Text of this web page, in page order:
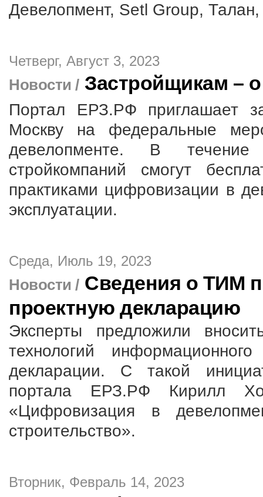
Девелопмент, Setl Group,
Четверг, Август 3, 2023
Новости / Застройщикам –
Портал ЕРЗ.РФ приглашает
Москву на федеральные
девелопменте. В
стройкомпаний смогут
практиками цифровизации в
эксплуатации.
Среда, Июль 19, 2023
Новости / Сведения о ТИМ
проектную декларацию
Эксперты предложили
технологий
декларации. С такой
портала ЕРЗ.РФ Кирилл
«Цифровизация в
строительство».
Вторник, Февраль 14, 2023